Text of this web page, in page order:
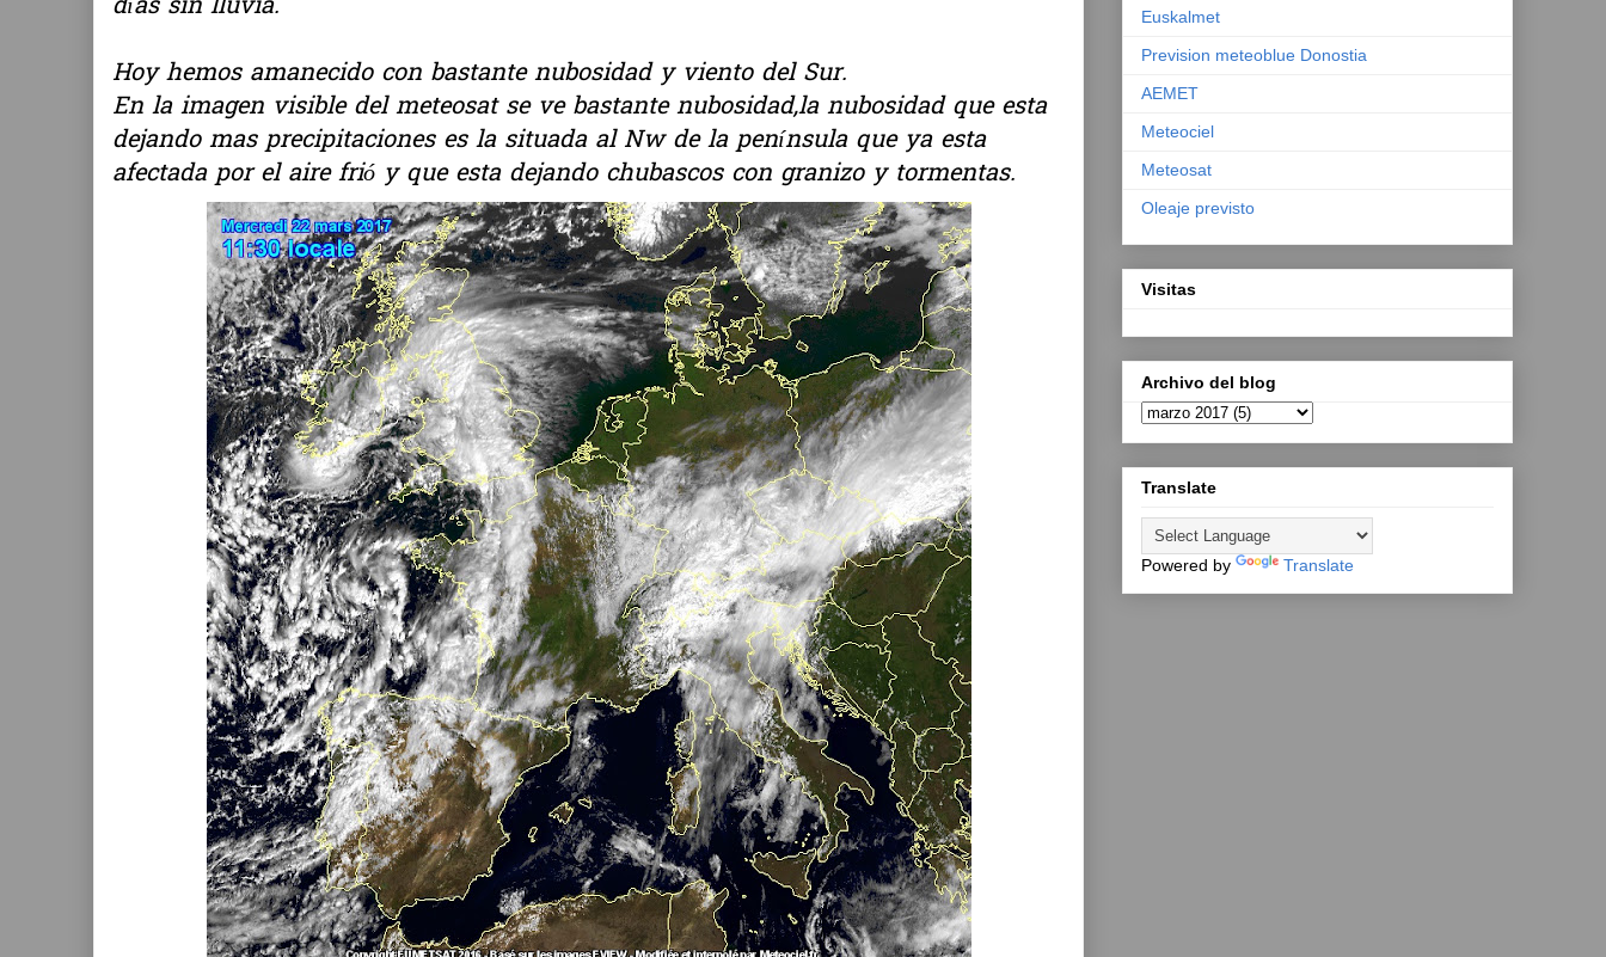
Hoy hemos amanecido con bastante nubosidad y viento del Sur.
En la imagen visible del meteosat se ve bastante nubosidad,la nubosidad que esta
dejando mas precipitaciones es la situada al Nw de la península que ya esta
afectada por el aire frió y que esta dejando chubascos con granizo y tormentas.
Euskalmet
Prevision meteoblue Donostia
AEMET
Meteociel
Meteosat
Oleaje previsto
Visitas
Archivo del blog
Translate
Powered by Translate